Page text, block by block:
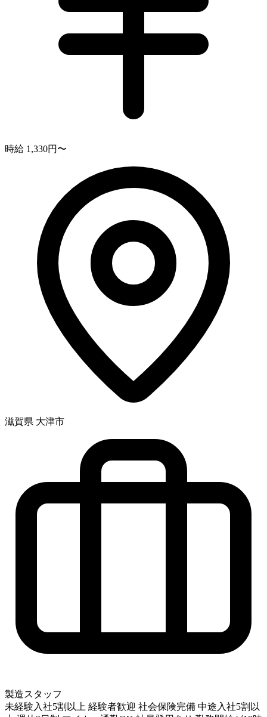
時給 1,330円〜
滋賀県 大津市
製造スタッフ
未経験入社5割以上 経験者歓迎 社会保険完備 中途入社5割以